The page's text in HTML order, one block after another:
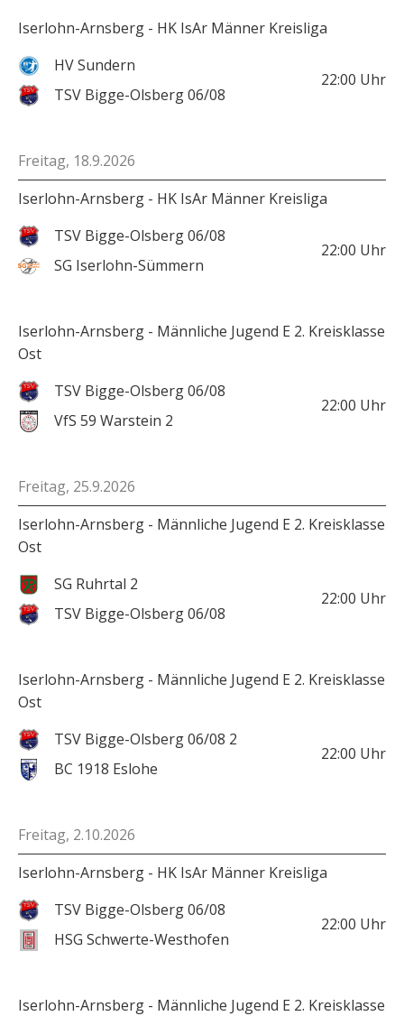
Iserlohn-Arnsberg - HK IsAr Männer Kreisliga
HV Sundern
TSV Bigge-Olsberg 06/08
22:00 Uhr
Freitag, 18.9.2026
Iserlohn-Arnsberg - HK IsAr Männer Kreisliga
TSV Bigge-Olsberg 06/08
SG Iserlohn-Sümmern
22:00 Uhr
Iserlohn-Arnsberg - Männliche Jugend E 2. Kreisklasse
Ost
TSV Bigge-Olsberg 06/08
VfS 59 Warstein 2
22:00 Uhr
Freitag, 25.9.2026
Iserlohn-Arnsberg - Männliche Jugend E 2. Kreisklasse
Ost
SG Ruhrtal 2
TSV Bigge-Olsberg 06/08
22:00 Uhr
Iserlohn-Arnsberg - Männliche Jugend E 2. Kreisklasse
Ost
TSV Bigge-Olsberg 06/08 2
BC 1918 Eslohe
22:00 Uhr
Freitag, 2.10.2026
Iserlohn-Arnsberg - HK IsAr Männer Kreisliga
TSV Bigge-Olsberg 06/08
HSG Schwerte-Westhofen
22:00 Uhr
Iserlohn-Arnsberg - Männliche Jugend E 2. Kreisklasse